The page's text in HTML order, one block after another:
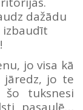
dažādu
izbaudīt
jo visa kā
jo te
tuksnesi
pasaulē…